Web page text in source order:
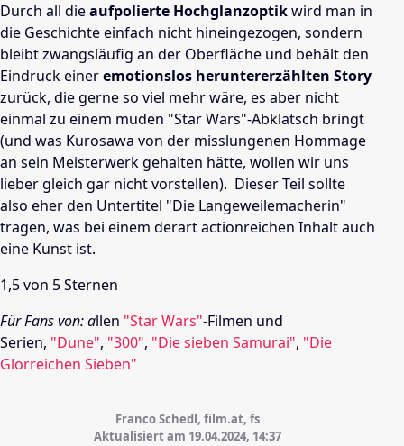
Durch all dieaufpolierte Hochglanzoptikwird man in
die Geschichte einfach nicht hineingezogen, sondern
bleibt zwangsläufig an der Oberfläche und behält den
Eindruck eineremotionslos heruntererzählten Story
zurück, die gerne so viel mehr wäre, es aber nicht
einmal zu einem müden "Star Wars"-Abklatsch bringt
(und was Kurosawa von der misslungenen Hommage
an sein Meisterwerk gehalten hätte, wollen wir uns
lieber gleich gar nicht vorstellen). Dieser Teil sollte
also eher den Untertitel "Die Langeweilemacherin"
tragen, was bei einem derart actionreichen Inhalt auch
eine Kunst ist.
1,5 von 5 Sternen
Für Fans von: allen "Star Wars"-Filmen und
Serien, "Dune", "300", "Die sieben Samurai", "Die
Glorreichen Sieben"
Franco Schedl, film.at, fs
Aktualisiert am 19.04.2024, 14:37